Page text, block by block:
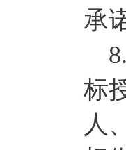
承
8.
标
人